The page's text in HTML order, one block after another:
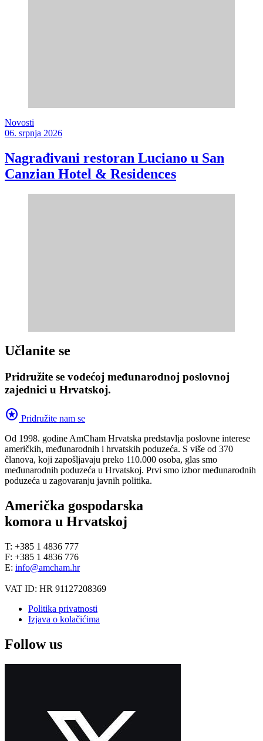
Novosti
06. srpnja 2026
Nagrađivani restoran Luciano u San
Canzian Hotel & Residences
Učlanite se
Pridružite se vodećoj međunarodnoj poslovnoj
zajednici u Hrvatskoj.
stars Pridružite nam se
Od 1998. godine AmCham Hrvatska predstavlja poslovne interese
američkih, međunarodnih i hrvatskih poduzeća. S više od 370
članova, koji zapošljavaju preko 110.000 osoba, glas smo
međunarodnih poduzeća u Hrvatskoj. Prvi smo izbor međunarodnih
poduzeća u zagovaranju javnih politika.
Američka gospodarska
komora u Hrvatskoj
T: +385 1 4836 777
F: +385 1 4836 776
E: info@amcham.hr
VAT ID: HR 91127208369
Politika privatnosti
Izjava o kolačićima
Follow us